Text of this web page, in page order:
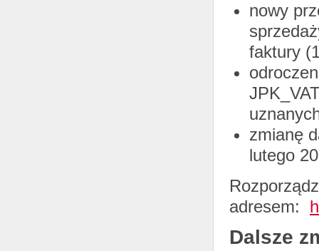
nowy
faktury
zmianę
lutego
adresem:
Dalsze